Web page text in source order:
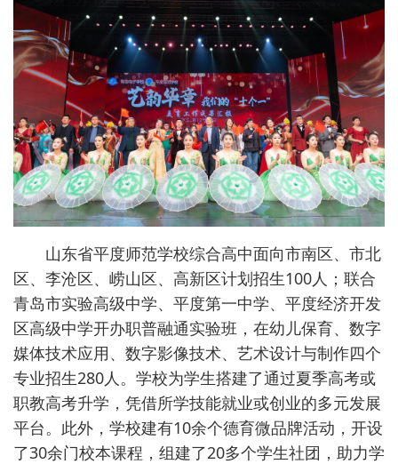
山东省平度师范学校综合高中面向市南区、市北
区、李沧区、崂山区、高新区计划招生100人；联合
青岛市实验高级中学、平度第一中学、平度经济开发
区高级中学开办职普融通实验班，在幼儿保育、数字
媒体技术应用、数字影像技术、艺术设计与制作四个
专业招生280人。学校为学生搭建了通过夏季高考或
职教高考升学，凭借所学技能就业或创业的多元发展
平台。此外，学校建有10余个德育微品牌活动，开设
了30余门校本课程，组建了20多个学生社团，助力学